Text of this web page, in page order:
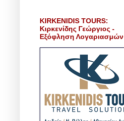
KIRKENIDIS TOURS:
Κιρκενίδης Γεώργιος -
Εξόφληση Λογαριασμών